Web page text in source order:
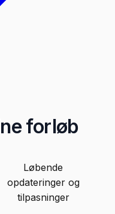
forløb
Løbende
opdateringer og
tilpasninger